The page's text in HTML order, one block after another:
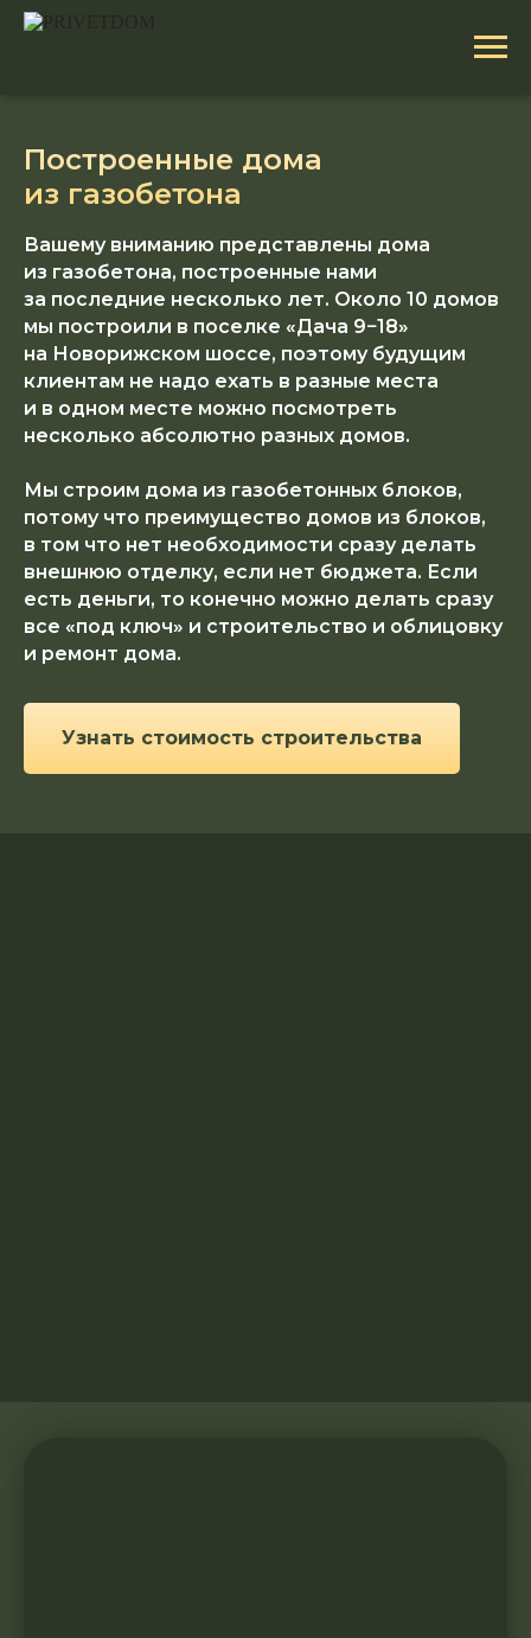
Построенные дома
из газобетона
Вашему вниманию представлены дома
из газобетона, построенные нами
за последние несколько лет. Около 10 домов
мы построили в поселке «Дача 9−18»
на Новорижском шоссе, поэтому будущим
клиентам не надо ехать в разные места
и в одном месте можно посмотреть
несколько абсолютно разных домов.
Мы строим дома из газобетонных блоков,
потому что преимущество домов из блоков,
в том что нет необходимости сразу делать
внешнюю отделку, если нет бюджета. Если
есть деньги, то конечно можно делать сразу
все «под ключ» и строительство и облицовку
и ремонт дома.
Узнать стоимость строительства